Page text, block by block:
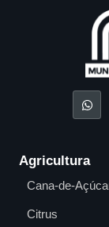
Agricultura
Cana-de-
Citrus